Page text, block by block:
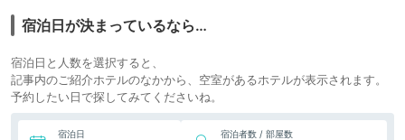
ン 弘前屋）
8.百沢温泉 和みの宿
富士見荘
宿泊日が決まっているなら…
宿泊日と人数を選択すると、
記事内のご紹介ホテルのなかから、空室があるホテルが表示されます。
予約したい日で探してみてくださいね。
宿泊日 宿泊者数 / 部屋数